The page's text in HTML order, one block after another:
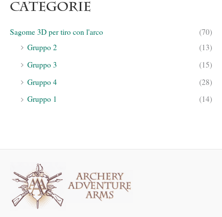
Categorie
Sagome 3D per tiro con l'arco
(70)
Gruppo 2
(13)
Gruppo 3
(15)
Gruppo 4
(28)
Gruppo 1
(14)